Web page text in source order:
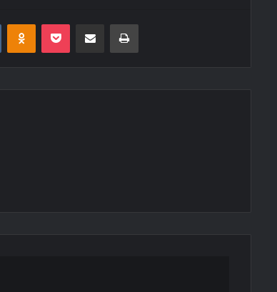
VKontakteOdnoklassniki
Pocket E-Posta ile paylaş Yazdır